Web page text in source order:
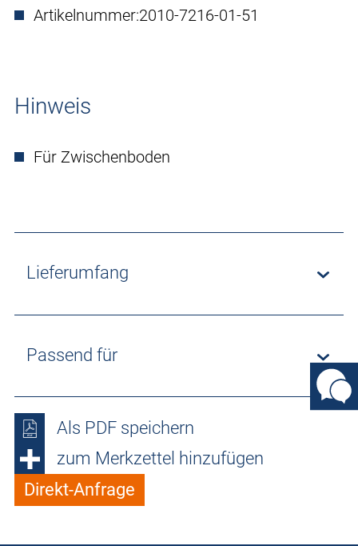
Artikelnummer:2010-7216-01-51
Hinweis
Für Zwischenboden
Lieferumfang
Passend für
Als PDF speichern
zum Merkzettel hinzufügen
Direkt-Anfrage